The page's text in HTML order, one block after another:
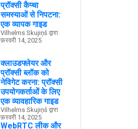
प्रॉक्सी कैप्चा
समस्याओं से निपटना:
एक व्यापक गाइड
Vilhelms Skujiņš द्वारा
फ़रवरी 14, 2025
क्लाउडफ्लेयर और
प्रॉक्सी ब्लॉक को
नेविगेट करना: प्रॉक्सी
उपयोगकर्ताओं के लिए
एक व्यावहारिक गाइड
Vilhelms Skujiņš द्वारा
फ़रवरी 14, 2025
WebRTC लीक और